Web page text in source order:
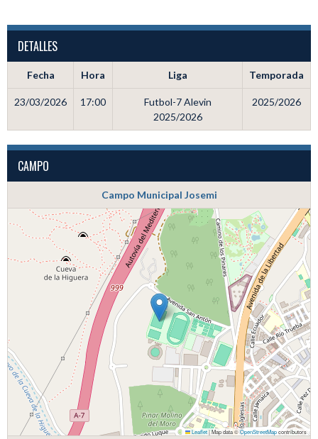
DETALLES
Fecha Hora Liga Temporada
23/03/2026 17:00
Futbol-7 Alevin
2025/2026
2025/2026
CAMPO
Campo Municipal Josemi
Leaflet|Map data ©OpenStreetMapcontributors